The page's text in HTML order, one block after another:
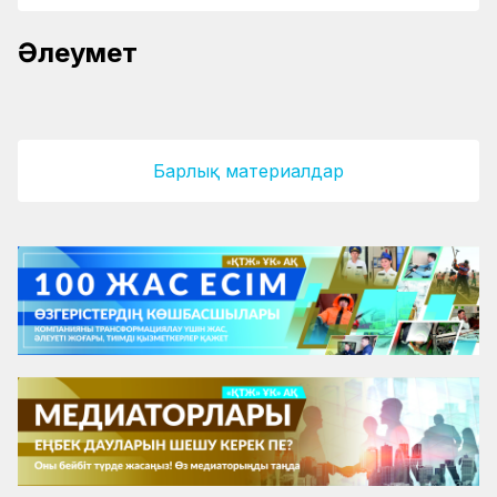
Әлеумет
Тағы екі жүз бала демалады
Барлық материалдар